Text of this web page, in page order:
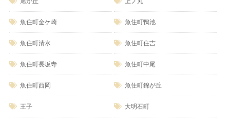
魚住町金ケ崎 魚住町鴨池
魚住町清水 魚住町住吉
魚住町長坂寺 魚住町中尾
魚住町西岡 魚住町錦が丘
王子 大明石町